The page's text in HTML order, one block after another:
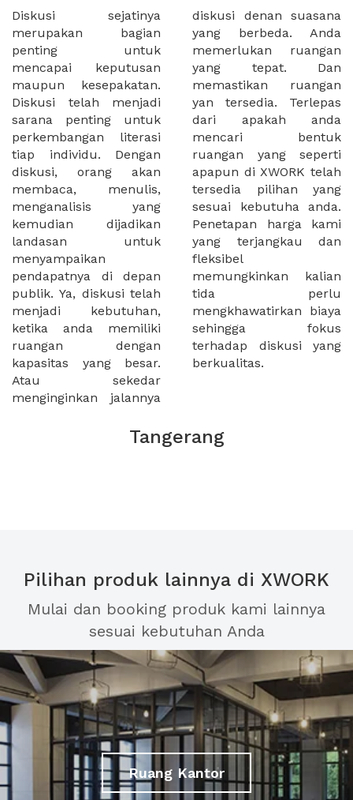
Diskusi sejatinya
merupakan bagian
penting untuk
mencapai keputusan
maupun kesepakatan.
Diskusi telah menjadi
sarana penting untuk
perkembangan literasi
tiap individu. Dengan
diskusi, orang akan
membaca, menulis,
menganalisis yang
kemudian dijadikan
landasan untuk
menyampaikan
pendapatnya di depan
publik. Ya, diskusi telah
menjadi kebutuhan,
ketika anda memiliki
ruangan dengan
kapasitas yang besar.
Atau sekedar
menginginkan jalannya
diskusi denan suasana
yang berbeda. Anda
memerlukan ruangan
yang tepat. Dan
memastikan ruangan
yan tersedia. Terlepas
dari apakah anda
mencari bentuk
ruangan yang seperti
apapun di XWORK telah
tersedia pilihan yang
sesuai kebutuha anda.
Penetapan harga kami
yang terjangkau dan
fleksibel
memungkinkan kalian
tida perlu
mengkhawatirkan biaya
sehingga fokus
terhadap diskusi yang
berkualitas.
Tangerang
Pilihan produk lainnya di XWORK
Mulai dan booking produk kami lainnya
sesuai kebutuhan Anda
Ruang Kantor